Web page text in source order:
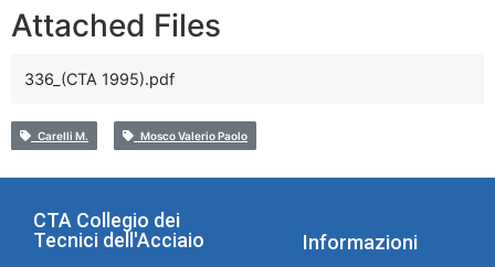
Attached Files
336_(CTA 1995).pdf
Carelli M. Mosco Valerio Paolo
CTA Collegio dei
Tecnici dell'Acciaio
Informazioni